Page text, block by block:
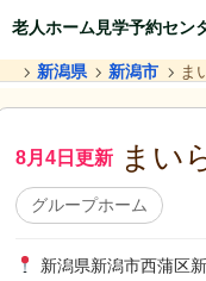
老人ホーム見学予約セン
新潟県 新潟市 ま
8月4日更新 まい
グループホーム
新潟県新潟市西蒲区